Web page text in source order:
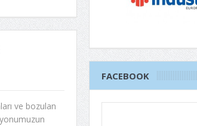
ve bozulan
FACEBOOK